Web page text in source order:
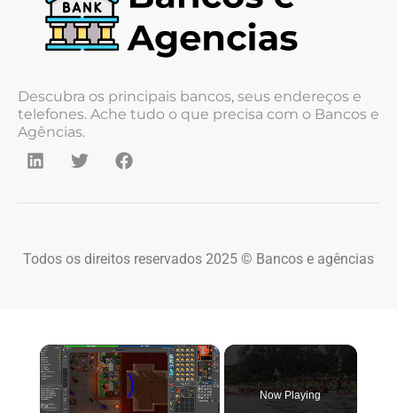
Descubra os principais bancos, seus endereços e
telefones. Ache tudo o que precisa com o Bancos e
Agências.
Todos os direitos reservados 2025 © Bancos e agências
×
Now Playing